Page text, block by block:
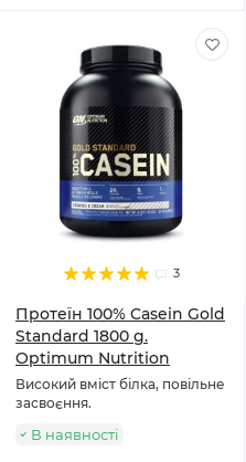
3
Протеїн 100% Casein Gold
Standard 1800 g.
Optimum Nutrition
Високий вміст білка, повільне
засвоєння.
В наявності